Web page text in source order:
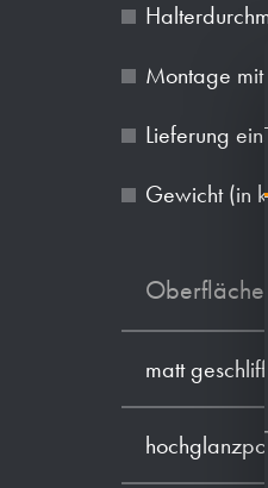
Montage mit
Lieferung
Gewicht (in
Oberflächen
matt